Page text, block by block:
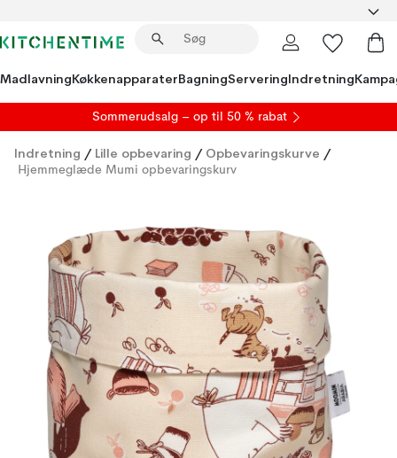
MadlavningKøkkenapparaterBagningServeringIndretning
Sommerudsalg – op til 50 % rabat
Indretning / Lille opbevaring / Opbevaringskurve /
Hjemmeglæde Mumi opbevaringskurv